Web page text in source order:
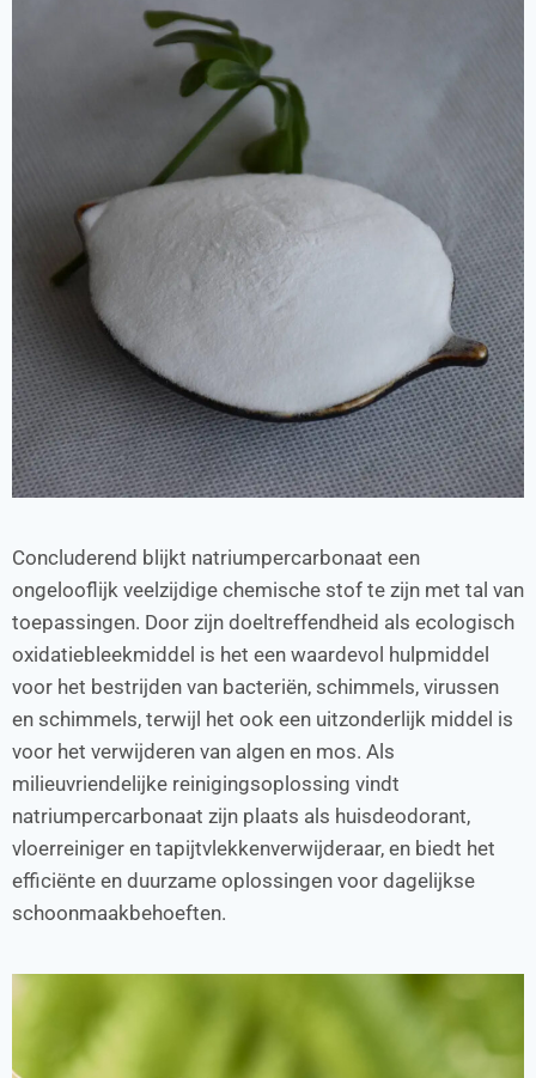
Concluderend blijkt natriumpercarbonaat een
ongelooflijk veelzijdige chemische stof te zijn met tal van
toepassingen. Door zijn doeltreffendheid als ecologisch
oxidatiebleekmiddel is het een waardevol hulpmiddel
voor het bestrijden van bacteriën, schimmels, virussen
en schimmels, terwijl het ook een uitzonderlijk middel is
voor het verwijderen van algen en mos. Als
milieuvriendelijke reinigingsoplossing vindt
natriumpercarbonaat zijn plaats als huisdeodorant,
vloerreiniger en tapijtvlekkenverwijderaar, en biedt het
efficiënte en duurzame oplossingen voor dagelijkse
schoonmaakbehoeften.